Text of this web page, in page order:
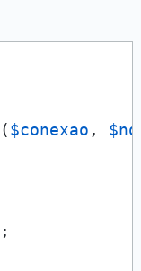
($conexao ,